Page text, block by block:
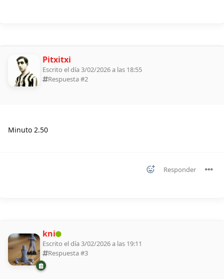
Pitxitxi
Escrito el día 3/02/2026 a las 18:55
Respuesta #2
Minuto 2.50
Responder
kni
Escrito el día 3/02/2026 a las 19:11
Respuesta #3